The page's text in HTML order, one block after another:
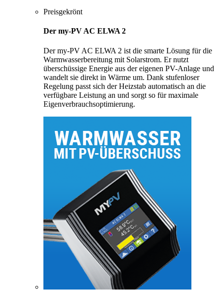
Preisgekrönt
Der my-PV AC ELWA 2
Der my-PV AC ELWA 2 ist die smarte Lösung für die
Warmwasserbereitung mit Solarstrom. Er nutzt
überschüssige Energie aus der eigenen PV-Anlage und
wandelt sie direkt in Wärme um. Dank stufenloser
Regelung passt sich der Heizstab automatisch an die
verfügbare Leistung an und sorgt so für maximale
Eigenverbrauchsoptimierung.